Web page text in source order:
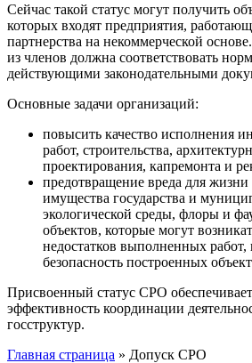
Сейчас такой статус могут получить
которых входят предприятия,
партнерства на некоммерческой
из членов должна соответствовать
действующими законодательными
Основные задачи организаций:
повысить качество исполнения
работ, строительства,
проектирования, капремонта и
предотвращение вреда для
имущества государства и
экологической среды, флоры и
объектов, которые могут
недостатков выполненных
безопасность построенных
Присвоенный статус СРО
эффективность координации
госструктур.
Главная страница » Допуск СРО